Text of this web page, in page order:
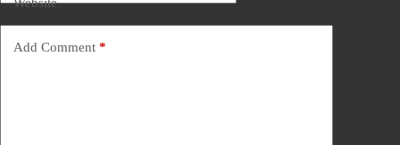
Add Comment *